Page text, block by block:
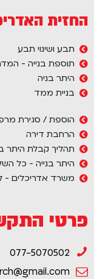
החזית
תבע ושינוי תבע
תוספת בנייה -
היתר בניה
בניית ממד
הוספת / סגירת
הרחבת דירה
תהליך קבלת היתר
היתר בנייה - כל
משרד אדריכלים -
פרטי
077-5070502